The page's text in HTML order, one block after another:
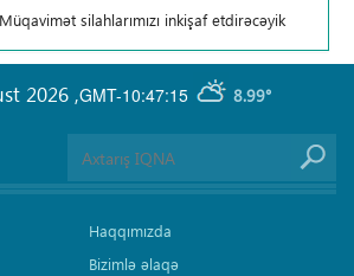
silahlarımızı inkişaf etdirəcəyik
GMT-10:47:15 8.99°
2026 ,
Haqqımızda
Bizimlə əlaqə